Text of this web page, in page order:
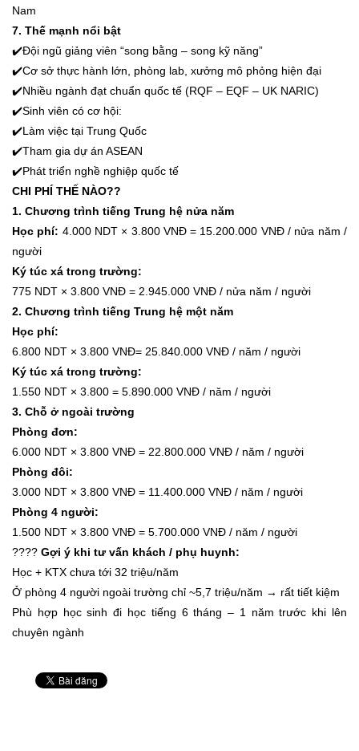
Nam
7. Thế mạnh nổi bật
✔️Đội ngũ giảng viên “song bằng – song kỹ năng”
✔️Cơ sở thực hành lớn, phòng lab, xưởng mô phỏng hiện đại
✔️Nhiều ngành đạt chuẩn quốc tế (RQF – EQF – UK NARIC)
✔️Sinh viên có cơ hội:
✔️Làm việc tại Trung Quốc
✔️Tham gia dự án ASEAN
✔️Phát triển nghề nghiệp quốc tế
CHI PHÍ THẾ NÀO??
1. Chương trình tiếng Trung hệ nửa năm
Học phí: 4.000 NDT × 3.800 VNĐ = 15.200.000 VNĐ / nửa năm /
người
Ký túc xá trong trường:
775 NDT × 3.800 VNĐ = 2.945.000 VNĐ / nửa năm / người
2. Chương trình tiếng Trung hệ một năm
Học phí:
6.800 NDT × 3.800 VNĐ= 25.840.000 VNĐ / năm / người
Ký túc xá trong trường:
1.550 NDT × 3.800 = 5.890.000 VNĐ / năm / người
3. Chỗ ở ngoài trường
Phòng đơn:
6.000 NDT × 3.800 VNĐ = 22.800.000 VNĐ / năm / người
Phòng đôi:
3.000 NDT × 3.800 VNĐ = 11.400.000 VNĐ / năm / người
Phòng 4 người:
1.500 NDT × 3.800 VNĐ = 5.700.000 VNĐ / năm / người
???? Gợi ý khi tư vấn khách / phụ huynh:
Học + KTX chưa tới 32 triệu/năm
Ở phòng 4 người ngoài trường chỉ ~5,7 triệu/năm → rất tiết kiệm
Phù hợp học sinh đi học tiếng 6 tháng – 1 năm trước khi lên
chuyên ngành